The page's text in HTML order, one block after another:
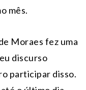
mês.
Moraes fez uma
discurso
participar disso.